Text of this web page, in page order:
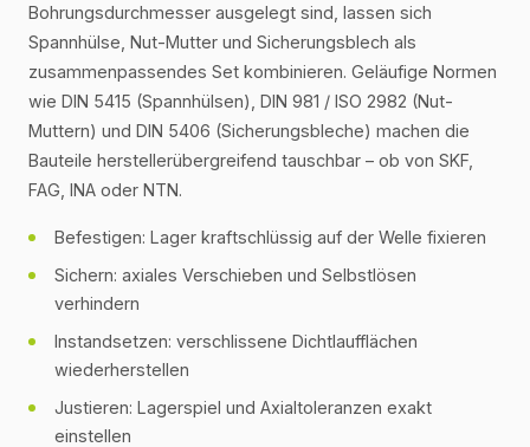
Bohrungsdurchmesser ausgelegt sind, lassen sich
Spannhülse, Nut-Mutter und Sicherungsblech als
zusammenpassendes Set kombinieren. Geläufige Normen
wie DIN 5415 (Spannhülsen), DIN 981 / ISO 2982 (Nut-
Muttern) und DIN 5406 (Sicherungsbleche) machen die
Bauteile herstellerübergreifend tauschbar – ob von SKF,
FAG, INA oder NTN.
Befestigen: Lager kraftschlüssig auf der Welle fixieren
Sichern: axiales Verschieben und Selbstlösen
verhindern
Instandsetzen: verschlissene Dichtlaufflächen
wiederherstellen
Justieren: Lagerspiel und Axialtoleranzen exakt
einstellen